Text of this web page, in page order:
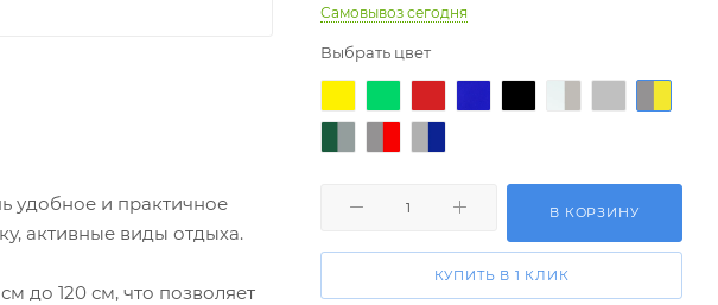
удобное и практичное
активные виды отдыха.
до 120 см, что позволяет
Самовывоз сегодня
Выбрать цвет
В КОРЗИНУ
КУПИТЬ В 1 КЛИК